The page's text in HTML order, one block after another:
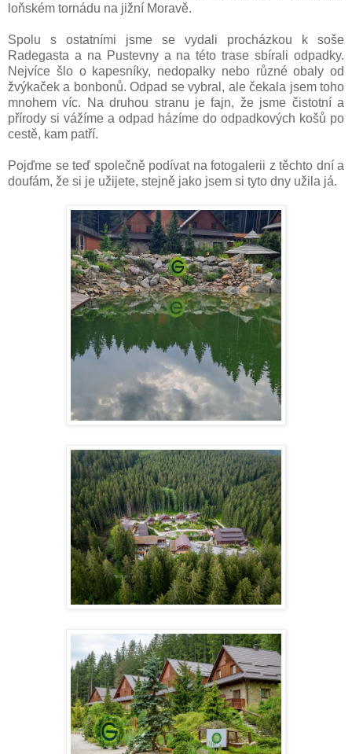
loňském tornádu na jižní Moravě.
Spolu s ostatními jsme se vydali procházkou k soše
Radegasta a na Pustevny a na této trase sbírali odpadky.
Nejvíce šlo o kapesníky, nedopalky nebo různé obaly od
žvýkaček a bonbonů. Odpad se vybral, ale čekala jsem toho
mnohem víc. Na druhou stranu je fajn, že jsme čistotní a
přírody si vážíme a odpad házíme do odpadkových košů po
cestě, kam patří.
Pojďme se teď společně podívat na fotogalerii z těchto dní a
doufám, že si je užijete, stejně jako jsem si tyto dny užila já.